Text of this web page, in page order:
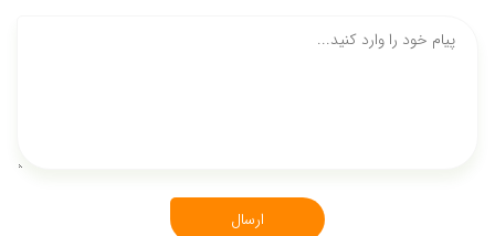
ارسال